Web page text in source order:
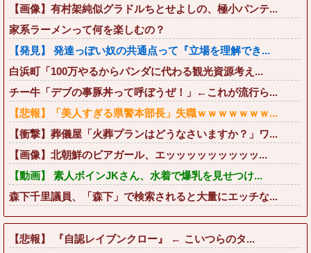
【画像】有村架純似グラドルちとせよしの、極小パンテ...
家系ラーメンって何を楽しむの？
【発見】 発達っぽい奴の共通点って『立場を理解でき...
白浜町「100万やるからパンダに代わる観光資源考え...
チー牛「デブの事豚丼って呼ぼうぜ！」←これが流行ら...
【悲報】「美人すぎる県警本部長」失職ｗｗｗｗｗｗｗ...
【衝撃】葬儀屋「火葬プランはどうなさいますか？」ワ...
【画像】北朝鮮のビアガール、エッッッッッッッッッ...
【動画】 素人ボインJKさん、水着で爆乳を見せつけ...
森下千里議員、「森下」で検索されると大量にエッチな...
【悲報】 『自認レイブンクロー』 ← こいつらのタ...